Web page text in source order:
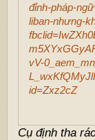
đỉnh-pháp-
liban-nhưng-
vV-
id=Zxz2cZ
Cụ định tha